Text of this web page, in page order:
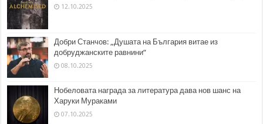
12.10.2025
Добри Станчов: „Душата на България витае из
добруджанските равнини“
08.10.2025
Нобеловата награда за литература дава нов шанс на
Харуки Мураками
07.10.2025